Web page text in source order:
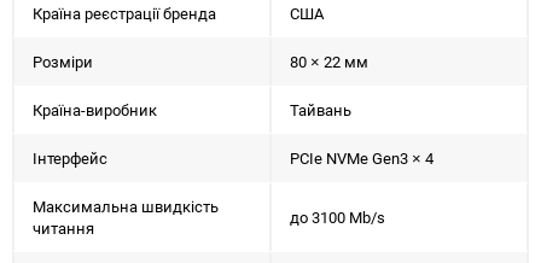
Країна реєстрації бренда США
Розміри 80 × 22 мм
Країна-виробник Тайвань
Інтерфейс PCIe NVMe Gen3 × 4
Максимальна швидкість
читання
до 3100 Mb/s